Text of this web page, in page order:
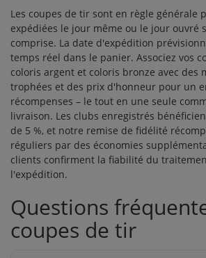
Les coupes de tir sont en règle générale
expédiées le jour même ou le jour ouvré
comprise. La date d'expédition
temps réel dans le panier. Associez vos
coloris argent et coloris bronze avec des
trophées et des prix d'honneur pour un
récompenses – le tout en une seule
livraison. Les clubs enregistrés
de 5 %, et notre remise de fidélité
réguliers par des économies
clients confirment la fiabilité du
l'expédition.
Questions
coupes de tir